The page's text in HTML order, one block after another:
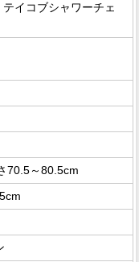
テイコブシャワーチェ
70.5～80.5cm